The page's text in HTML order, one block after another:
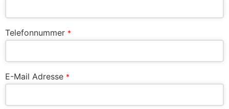
Telefonnummer *
E-Mail Adresse *